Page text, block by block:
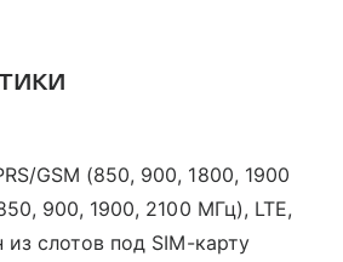
GSM (850, 900, 1800, 1900
900, 1900, 2100 МГц), LTE,
из слотов под SIM-карту